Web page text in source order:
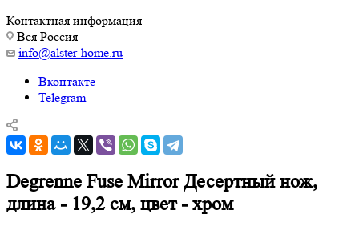
Контактная информация
Вся Россия
info@alster-home.ru
Вконтакте
Telegram
Degrenne Fuse Mirror Десертный нож,
длина - 19,2 см, цвет - хром